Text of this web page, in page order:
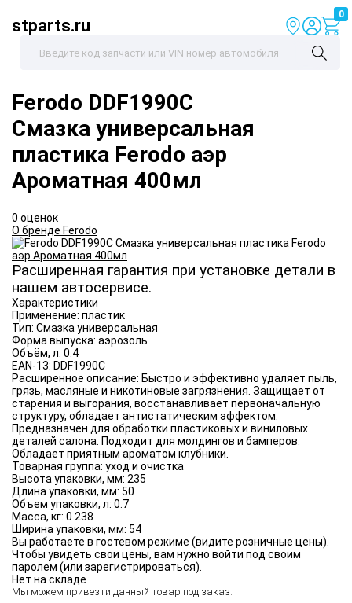
stparts.ru
0
Ferodo DDF1990C
Смазка универсальная
пластика Ferodo аэр
Ароматная 400мл
0 оценок
О бренде Ferodo
Расширенная гарантия при установке детали в
нашем автосервисе.
Характеристики
Применение: пластик
Тип: Смазка универсальная
Форма выпуска: аэрозоль
Объём, л: 0.4
EAN-13: DDF1990C
Расширенное описание: Быстро и эффективно удаляет пыль,
грязь, масляные и никотиновые загрязнения. Защищает от
старения и выгорания, восстанавливает первоначальную
структуру, обладает антистатическим эффектом.
Предназначен для обработки пластиковых и виниловых
деталей салона. Подходит для молдингов и бамперов.
Обладает приятным ароматом клубники.
Товарная группа: уход и очистка
Высота упаковки, мм: 235
Длина упаковки, мм: 50
Объем упаковки, л: 0.7
Масса, кг: 0.238
Ширина упаковки, мм: 54
Вы работаете в гостевом режиме (видите розничные цены).
Чтобы увидеть свои цены, вам нужно войти под своим
паролем (или зарегистрироваться).
Нет на складе
Мы можем привезти данный товар под заказ.